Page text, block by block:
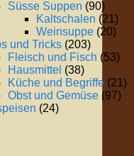
Süsse Suppen (90)
Kaltschalen (21)
Weinsuppe (20)
und Tricks (203)
Fleisch und Fisch (53)
Hausmittel (38)
Küche und Begriffe (21)
Obst und Gemüse (97)
(24)